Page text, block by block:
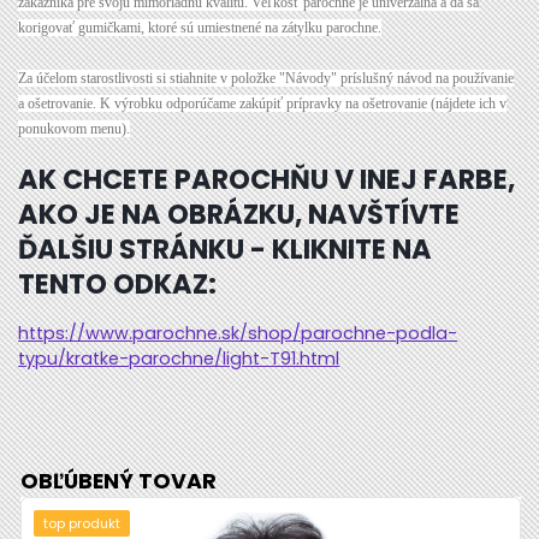
korigovať gumičkami, ktoré sú umiestnené na zátylku parochne.
Za účelom starostlivosti si stiahnite v položke "Návody" príslušný návod na používanie
a ošetrovanie. K výrobku odporúčame zakúpiť prípravky na ošetrovanie (nájdete ich v
ponukovom menu).
AK CHCETE PAROCHŇU V INEJ FARBE,
AKO JE NA OBRÁZKU, NAVŠTÍVTE
ĎALŠIU STRÁNKU - KLIKNITE NA
TENTO ODKAZ:
https://www.parochne.sk/shop/parochne-podla-
typu/kratke-parochne/light-T91.html
OBĽÚBENÝ TOVAR
top produkt